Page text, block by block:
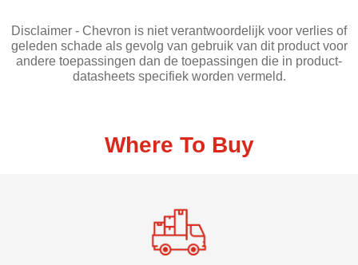
Disclaimer - Chevron is niet verantwoordelijk voor verlies of
geleden schade als gevolg van gebruik van dit product voor
andere toepassingen dan de toepassingen die in product-
datasheets specifiek worden vermeld.
Where To Buy